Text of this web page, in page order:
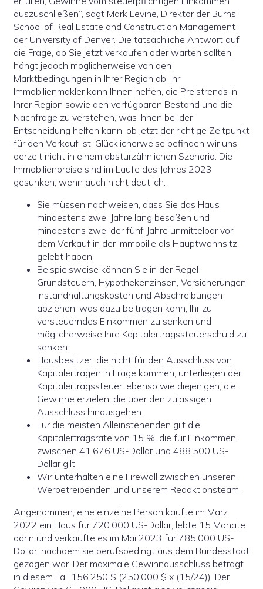
auszuschließen“, sagt Mark Levine, Direktor der Burns
School of Real Estate and Construction Management
der University of Denver. Die tatsächliche Antwort auf
die Frage, ob Sie jetzt verkaufen oder warten sollten,
hängt jedoch möglicherweise von den
Marktbedingungen in Ihrer Region ab. Ihr
Immobilienmakler kann Ihnen helfen, die Preistrends in
Ihrer Region sowie den verfügbaren Bestand und die
Nachfrage zu verstehen, was Ihnen bei der
Entscheidung helfen kann, ob jetzt der richtige Zeitpunkt
für den Verkauf ist. Glücklicherweise befinden wir uns
derzeit nicht in einem absturzähnlichen Szenario. Die
Immobilienpreise sind im Laufe des Jahres 2023
gesunken, wenn auch nicht deutlich.
Sie müssen nachweisen, dass Sie das Haus
mindestens zwei Jahre lang besaßen und
mindestens zwei der fünf Jahre unmittelbar vor
dem Verkauf in der Immobilie als Hauptwohnsitz
gelebt haben.
Beispielsweise können Sie in der Regel
Grundsteuern, Hypothekenzinsen, Versicherungen,
Instandhaltungskosten und Abschreibungen
abziehen, was dazu beitragen kann, Ihr zu
versteuerndes Einkommen zu senken und
möglicherweise Ihre Kapitalertragssteuerschuld zu
senken.
Hausbesitzer, die nicht für den Ausschluss von
Kapitalerträgen in Frage kommen, unterliegen der
Kapitalertragssteuer, ebenso wie diejenigen, die
Gewinne erzielen, die über den zulässigen
Ausschluss hinausgehen.
Für die meisten Alleinstehenden gilt die
Kapitalertragsrate von 15 %, die für Einkommen
zwischen 41.676 US-Dollar und 488.500 US-
Dollar gilt.
Wir unterhalten eine Firewall zwischen unseren
Werbetreibenden und unserem Redaktionsteam.
Angenommen, eine einzelne Person kaufte im März
2022 ein Haus für 720.000 US-Dollar, lebte 15 Monate
darin und verkaufte es im Mai 2023 für 785.000 US-
Dollar, nachdem sie berufsbedingt aus dem Bundesstaat
gezogen war. Der maximale Gewinnausschluss beträgt
in diesem Fall 156.250 $ (250.000 $ x (15/24)). Der